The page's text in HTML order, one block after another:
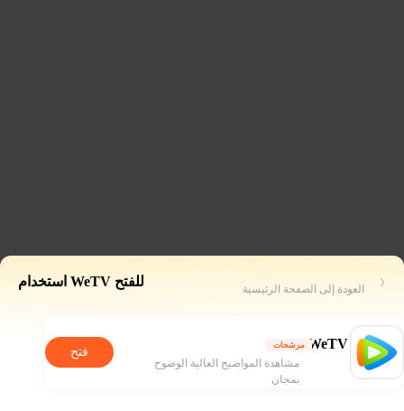
للفتح WeTV استخدام العودة إلى الصفحة الرئيسية
WeTV مرشحات
مشاهدة المواضيح العالية الوضوح
بمجان
فتح